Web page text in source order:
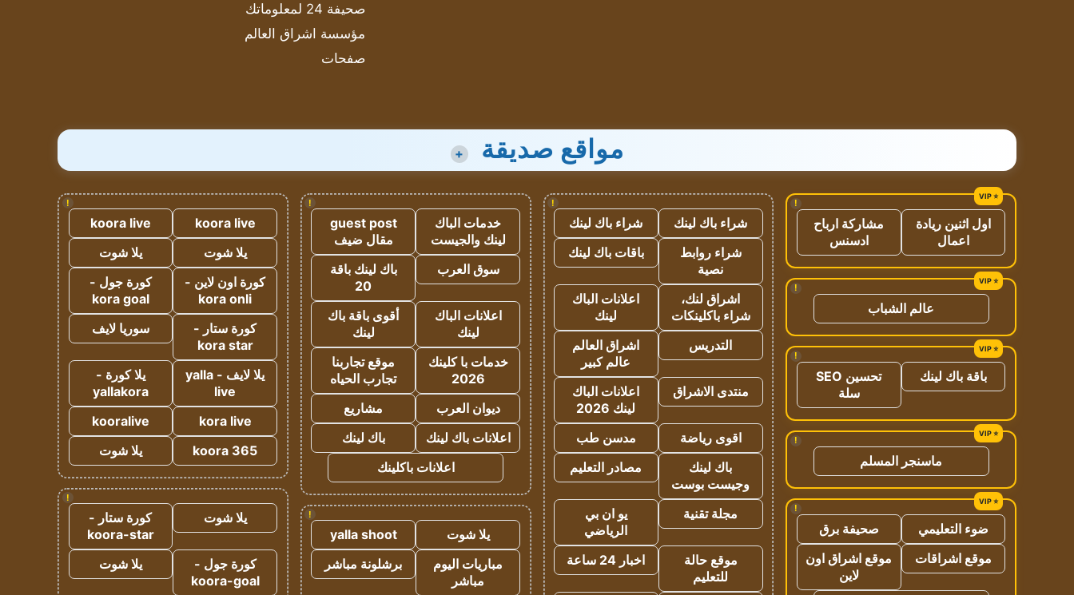
صحيفة 24 لمعلوماتك
مؤسسة اشراق العالم
صفحات
مواقع صديقة +
!
اول اثنين ريادة
اعمال
مشاركة ارباح
ادسنس
!
عالم الشباب
!
باقة باك لينك
تحسين SEO
سلة
!
ماسنجر المسلم
!
ضوء التعليمي
صحيفة برق
موقع اشراقات
موقع اشراق اون
لاين
!
شراء باك لينك
شراء باك لينك
شراء روابط
نصية
باقات باك لينك
اشراق لنك،
شراء باكلينكات
اعلانات الباك
لينك
التدريس
اشراق العالم
عالم كبير
منتدى الاشراق
اعلانات الباك
لينك 2026
اقوى رياضة
مدسن طب
باك لينك
وجيست بوست
مصادر التعليم
مجلة تقنية
يو ان بي
الرياضي
موقع حالة
للتعليم
اخبار 24 ساعة
!
خدمات الباك
لينك والجيست
guest post
مقال ضيف
سوق العرب
باك لينك باقة
20
اعلانات الباك
لينك
أقوى باقة باك
لينك
خدمات با كلينك
2026
موقع تجاربنا
تجارب الحياه
ديوان العرب
مشاريع
اعلانات باك لينك
باك لينك
اعلانات باكلينك
!
يلا شوت
yalla shoot
مباريات اليوم
مباشر
برشلونة مباشر
!
koora live
koora live
يلا شوت
يلا شوت
كورة اون لاين -
kora onli
كورة جول -
kora goal
كورة ستار -
kora star
سوريا لايف
يلا لايف - yalla
live
يلا كورة -
yallakora
kora live
kooralive
koora 365
يلا شوت
!
يلا شوت
كورة ستار -
koora-star
كورة جول -
koora-goal
يلا شوت